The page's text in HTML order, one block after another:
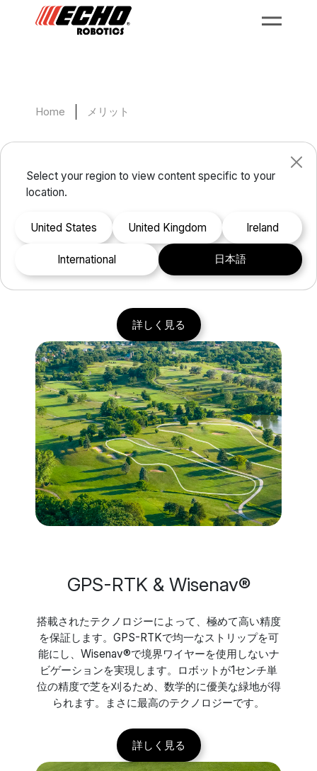
Home メリット
マルチゾーン
1台のロボットで数区画の土地に対応。24時間365
日の完全なコントロール。時間は大切なものである
からこそ、緑地のレイアウトによって作業に時間が
かかってはいけません。すべてのゾーンの完全制御
をスムーズかつシンプルに実現できます。
詳しく見る
GPS-RTK & Wisenav®
搭載されたテクノロジーによって、極めて高い精度
を保証します。GPS-RTKで均一なストリップを可
能にし、Wisenav®で境界ワイヤーを使用しないナ
ビゲーションを実現します。ロボットが1センチ単
位の精度で芝を刈るため、数学的に優美な緑地が得
られます。まさに最高のテクノロジーです。
詳しく見る
Select your region to view content specific to your
location.
United States United Kingdom Ireland
international 日本語